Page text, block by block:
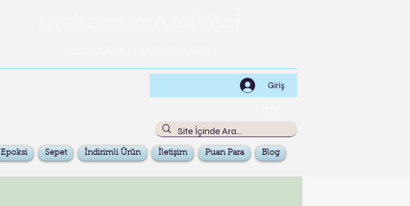
Giriş
Epoksi Sepet İndirimli Ürün İletişim Puan Para Blog